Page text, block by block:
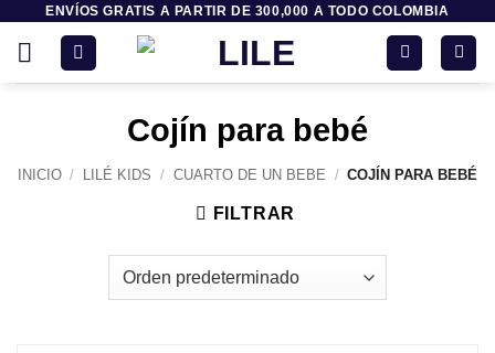
contenido
ENVÍOS GRATIS A PARTIR DE 300,000 A TODO COLOMBIA
Cojín para bebé
INICIO / LILÉ KIDS / CUARTO DE UN BEBE / COJÍN PARA BEBÉ
FILTRAR